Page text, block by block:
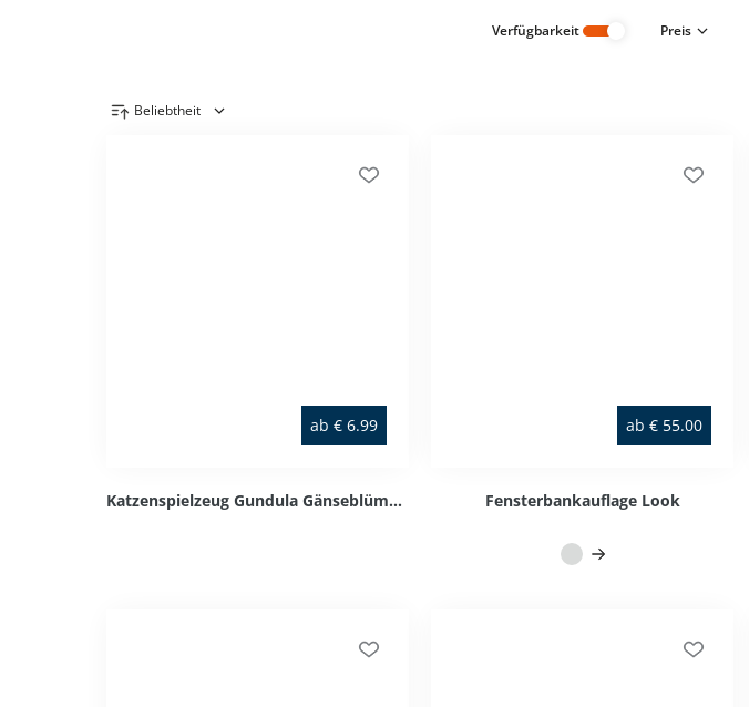
Verfügbarkeit Preis
Beliebtheit
ab € 6.99
Katzenspielzeug Gundula Gänseblümchen
ab € 55.00
Fensterbankauflage Look